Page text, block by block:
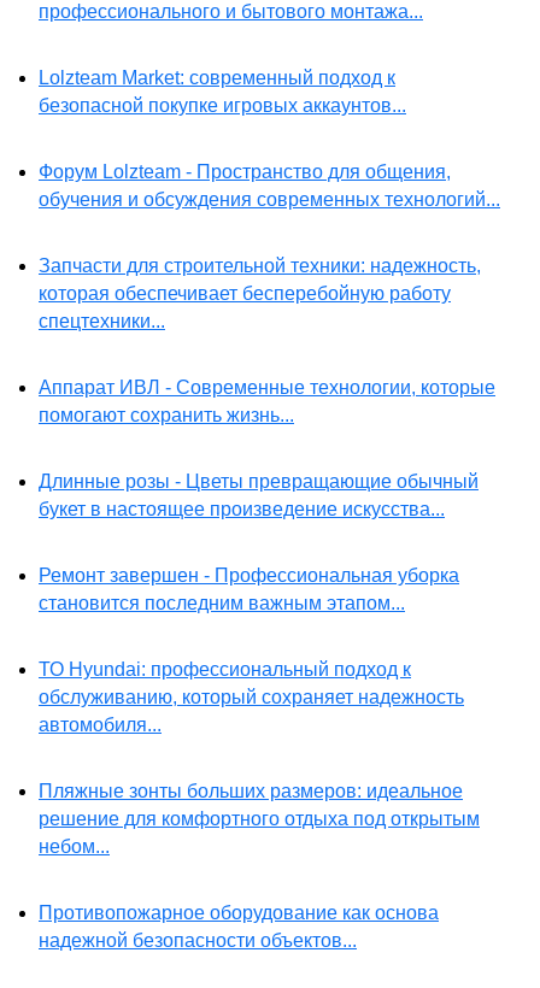
профессионального и бытового монтажа...
Lolzteam Market: современный подход к
безопасной покупке игровых аккаунтов...
Форум Lolzteam - Пространство для общения,
обучения и обсуждения современных технологий...
Запчасти для строительной техники: надежность,
которая обеспечивает бесперебойную работу
спецтехники...
Аппарат ИВЛ - Современные технологии, которые
помогают сохранить жизнь...
Длинные розы - Цветы превращающие обычный
букет в настоящее произведение искусства...
Ремонт завершен - Профессиональная уборка
становится последним важным этапом...
ТО Hyundai: профессиональный подход к
обслуживанию, который сохраняет надежность
автомобиля...
Пляжные зонты больших размеров: идеальное
решение для комфортного отдыха под открытым
небом...
Противопожарное оборудование как основа
надежной безопасности объектов...